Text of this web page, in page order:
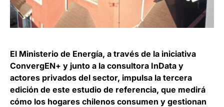
El Ministerio de Energía, a través de la iniciativa
ConvergEN+ y junto a la consultora InData y
actores privados del sector, impulsa la tercera
edición de este estudio de referencia, que medirá
cómo los hogares chilenos consumen y gestionan